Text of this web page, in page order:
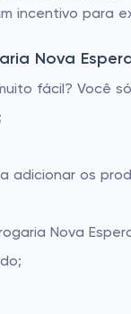
incentivo para
Nova
fácil? Você
adicionar os
Nova